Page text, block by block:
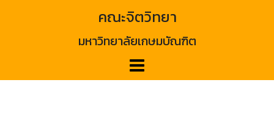
คณะจิตวิทยา
มหาวิทยาลัยเกษมบัณฑิต